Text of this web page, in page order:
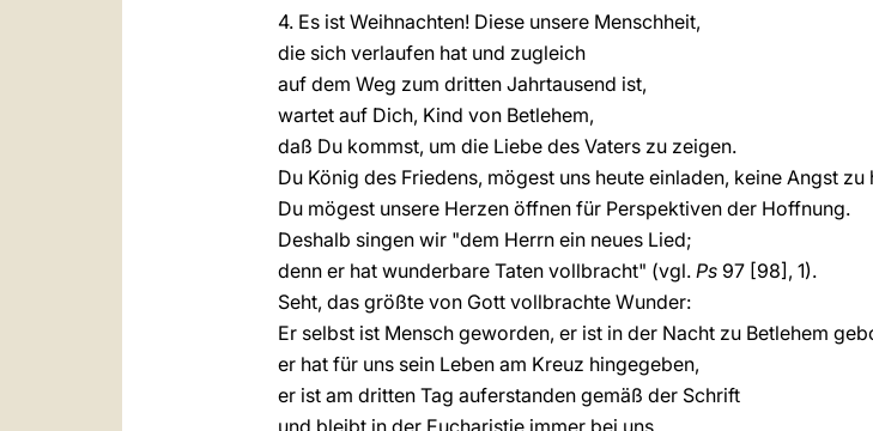
4. Es ist Weihnachten! Diese unsere Menschheit,
die sich verlaufen hat und zugleich
auf dem Weg zum dritten Jahrtausend ist,
wartet auf Dich, Kind von Betlehem,
daß Du kommst, um die Liebe des Vaters zu zeigen.
Du König des Friedens, mögest uns heute einladen, keine Angst zu
Du mögest unsere Herzen öffnen für Perspektiven der Hoffnung.
Deshalb singen wir "dem Herrn ein neues Lied;
denn er hat wunderbare Taten vollbracht" (vgl. Ps 97 [98], 1).
Seht, das größte von Gott vollbrachte Wunder:
Er selbst ist Mensch geworden, er ist in der Nacht zu Betlehem
er hat für uns sein Leben am Kreuz hingegeben,
er ist am dritten Tag auferstanden gemäß der Schrift
und bleibt in der Eucharistie immer bei uns